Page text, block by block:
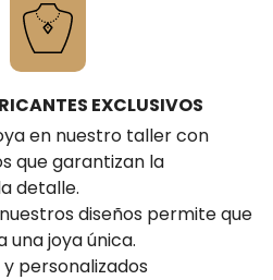
EXCLUSIVOS
en nuestro taller con
que garantizan la
detalle.
diseños permite que
joya única.
y personalizados